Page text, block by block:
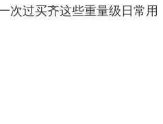
次过买齐这些重量级日常用